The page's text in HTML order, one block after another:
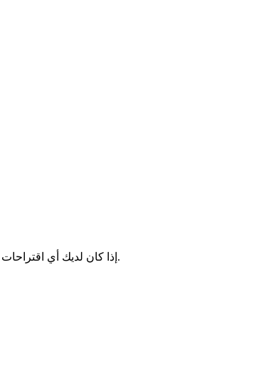
إذا كان لديك أي اقتراحات أو آراء حول منتجاتنا، من فضلك قل لنا، وسوف نقوم بالرد على أسئلتك على الفور. شكرا لدعمك.